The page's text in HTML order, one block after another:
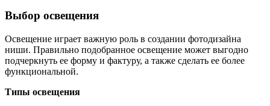
Выбор освещения
Освещение играет важную роль в создании фотодизайна
ниши. Правильно подобранное освещение может выгодно
подчеркнуть ее форму и фактуру, а также сделать ее более
функциональной.
Типы освещения